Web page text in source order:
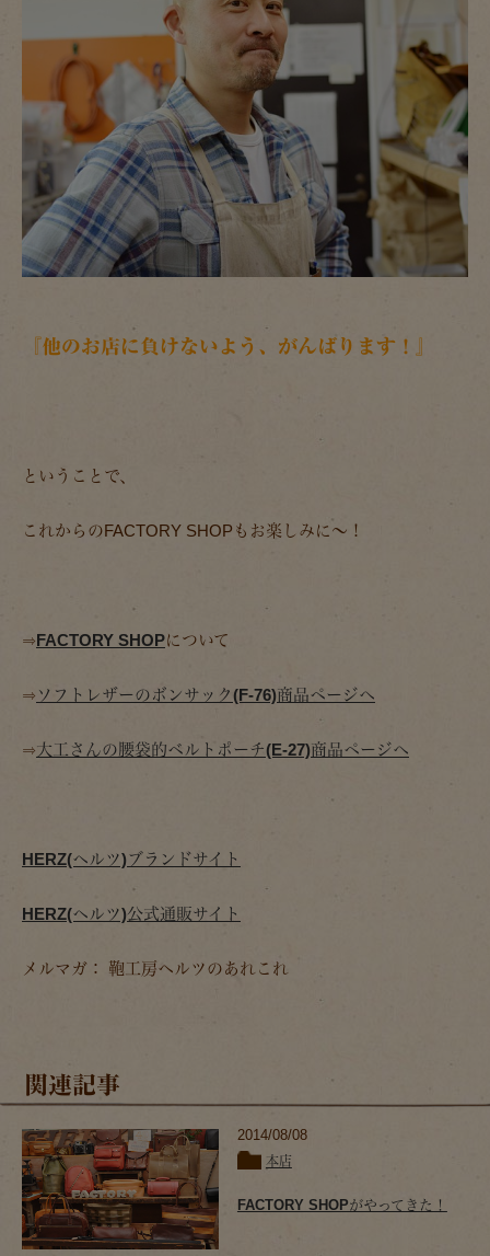
『他のお店に負けないよう、がんばります！』
ということで、
これからのFACTORY SHOPもお楽しみに～！
⇒FACTORY SHOPについて
⇒ ソフトレザーのボンサック(F-76)商品ページへ
⇒大工さんの腰袋的ベルトポーチ(E-27)商品ページへ
HERZ(ヘルツ)ブランドサイト
HERZ(ヘルツ)公式通販サイト
メルマガ： 鞄工房ヘルツのあれこれ
関連記事
2014/08/08
本店
FACTORY SHOPがやってきた！